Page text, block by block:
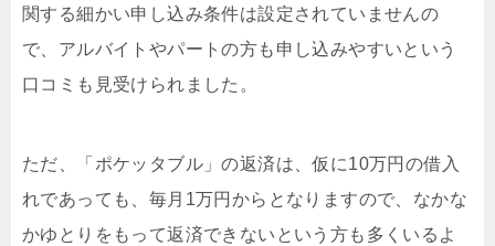
関する細かい申し込み条件は設定されていませんの
で、アルバイトやパートの方も申し込みやすいという
口コミも見受けられました。
ただ、「ポケッタブル」の返済は、仮に10万円の借入
れであっても、毎月1万円からとなりますので、なかな
かゆとりをもって返済できないという方も多くいるよ